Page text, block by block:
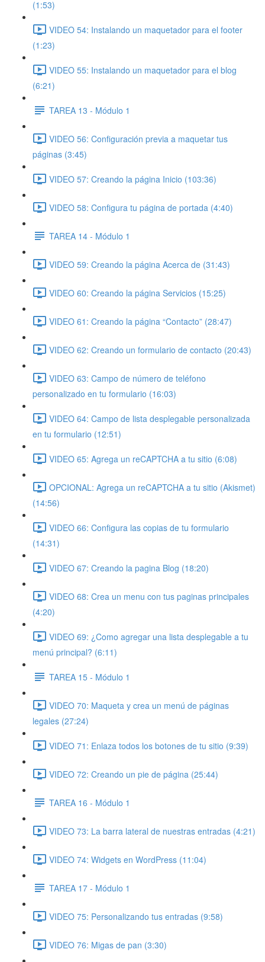
(1:53)
VIDEO 54: Instalando un maquetador para el footer
(1:23)
VIDEO 55: Instalando un maquetador para el blog
(6:21)
TAREA 13 - Módulo 1
VIDEO 56: Configuración previa a maquetar tus
páginas (3:45)
VIDEO 57: Creando la página Inicio (103:36)
VIDEO 58: Configura tu página de portada (4:40)
TAREA 14 - Módulo 1
VIDEO 59: Creando la página Acerca de (31:43)
VIDEO 60: Creando la página Servicios (15:25)
VIDEO 61: Creando la página “Contacto” (28:47)
VIDEO 62: Creando un formulario de contacto (20:43)
VIDEO 63: Campo de número de teléfono
personalizado en tu formulario (16:03)
VIDEO 64: Campo de lista desplegable personalizada
en tu formulario (12:51)
VIDEO 65: Agrega un reCAPTCHA a tu sitio (6:08)
OPCIONAL: Agrega un reCAPTCHA a tu sitio (Akismet)
(14:56)
VIDEO 66: Configura las copias de tu formulario
(14:31)
VIDEO 67: Creando la pagina Blog (18:20)
VIDEO 68: Crea un menu con tus paginas principales
(4:20)
VIDEO 69: ¿Como agregar una lista desplegable a tu
menú principal? (6:11)
TAREA 15 - Módulo 1
VIDEO 70: Maqueta y crea un menú de páginas
legales (27:24)
VIDEO 71: Enlaza todos los botones de tu sitio (9:39)
VIDEO 72: Creando un pie de página (25:44)
TAREA 16 - Módulo 1
VIDEO 73: La barra lateral de nuestras entradas (4:21)
VIDEO 74: Widgets en WordPress (11:04)
TAREA 17 - Módulo 1
VIDEO 75: Personalizando tus entradas (9:58)
VIDEO 76: Migas de pan (3:30)